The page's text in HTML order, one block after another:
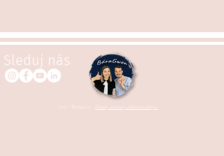
Sleduj nás